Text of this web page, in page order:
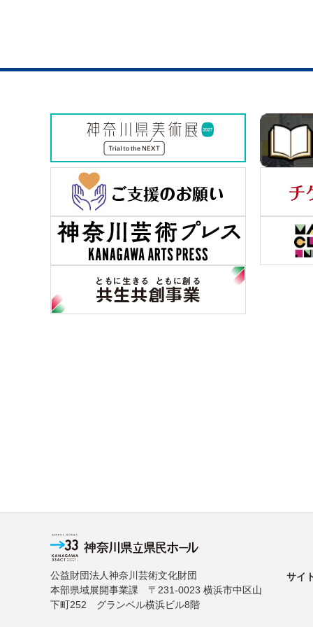
公益財団法人神奈川芸術文化財団
本部県域展開事業課 〒231-0023 横浜市中区山
下町252 グランベル横浜ビル8階
サイ